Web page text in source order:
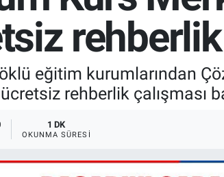
eğitim kurumlarından
rehberlik çalışması
1 DK
OKUNMA SÜRESI